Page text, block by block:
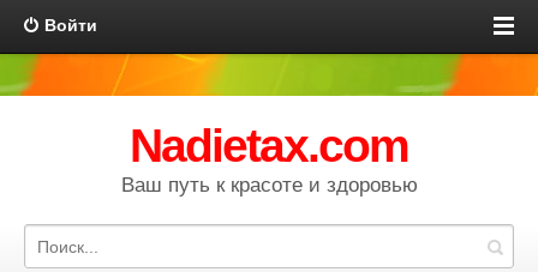
Войти
Nadietax.com
Ваш путь к красоте и здоровью